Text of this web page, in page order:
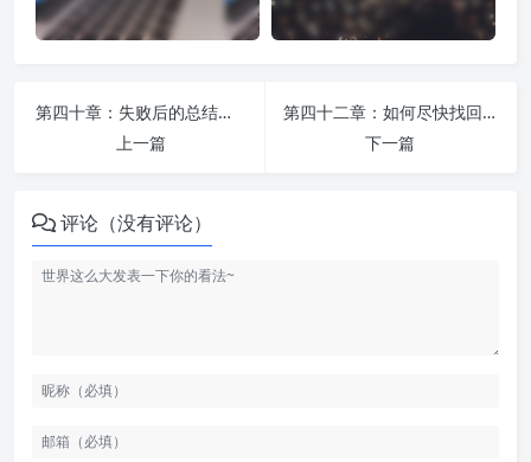
第四十章：失败后的总结和反省
上一篇
第四十二章：如何尽快找回良好的戒色状态？
下一篇
评论（没有评论）